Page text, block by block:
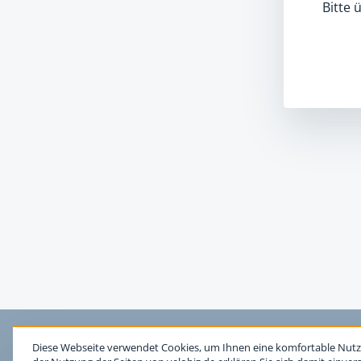
Bitte
Diese Webseite verwendet Cookies, um Ihnen eine komfortable